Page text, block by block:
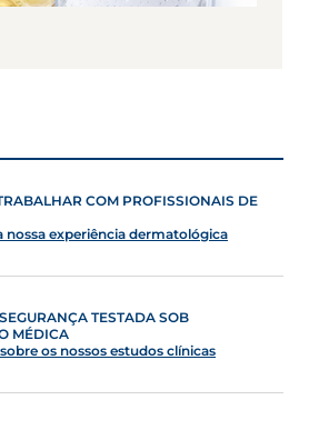
COM PROFISSIONAIS DE
nossa experiência dermatológica
TESTADA SOB
MÉDICA
os nossos estudos clínicas